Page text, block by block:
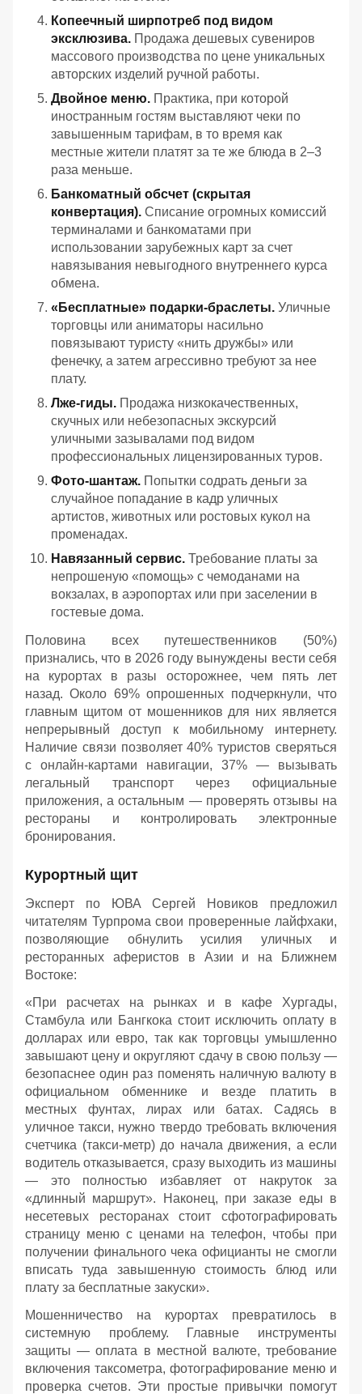
Копеечный ширпотреб под видом
эксклюзива. Продажа дешевых сувениров
массового производства по цене уникальных
авторских изделий ручной работы.
Двойное меню. Практика, при которой
иностранным гостям выставляют чеки по
завышенным тарифам, в то время как
местные жители платят за те же блюда в 2–3
раза меньше.
Банкоматный обсчет (скрытая
конвертация). Списание огромных комиссий
терминалами и банкоматами при
использовании зарубежных карт за счет
навязывания невыгодного внутреннего курса
обмена.
«Бесплатные» подарки-браслеты. Уличные
торговцы или аниматоры насильно
повязывают туристу «нить дружбы» или
фенечку, а затем агрессивно требуют за нее
плату.
Лже-гиды. Продажа низкокачественных,
скучных или небезопасных экскурсий
уличными зазывалами под видом
профессиональных лицензированных туров.
Фото-шантаж. Попытки содрать деньги за
случайное попадание в кадр уличных
артистов, животных или ростовых кукол на
променадах.
Навязанный сервис. Требование платы за
непрошеную «помощь» с чемоданами на
вокзалах, в аэропортах или при заселении в
гостевые дома.
Половина всех путешественников (50%)
признались, что в 2026 году вынуждены вести себя
на курортах в разы осторожнее, чем пять лет
назад. Около 69% опрошенных подчеркнули, что
главным щитом от мошенников для них является
непрерывный доступ к мобильному интернету.
Наличие связи позволяет 40% туристов сверяться
с онлайн-картами навигации, 37% — вызывать
легальный транспорт через официальные
приложения, а остальным — проверять отзывы на
рестораны и контролировать электронные
бронирования.
Курортный щит
Эксперт по ЮВА Сергей Новиков предложил
читателям Турпрома свои проверенные лайфхаки,
позволяющие обнулить усилия уличных и
ресторанных аферистов в Азии и на Ближнем
Востоке:
«При расчетах на рынках и в кафе Хургады,
Стамбула или Бангкока стоит исключить оплату в
долларах или евро, так как торговцы умышленно
завышают цену и округляют сдачу в свою пользу —
безопаснее один раз поменять наличную валюту в
официальном обменнике и везде платить в
местных фунтах, лирах или батах. Садясь в
уличное такси, нужно твердо требовать включения
счетчика (такси-метр) до начала движения, а если
водитель отказывается, сразу выходить из машины
— это полностью избавляет от накруток за
«длинный маршрут». Наконец, при заказе еды в
несетевых ресторанах стоит сфотографировать
страницу меню с ценами на телефон, чтобы при
получении финального чека официанты не смогли
вписать туда завышенную стоимость блюд или
плату за бесплатные закуски».
Мошенничество на курортах превратилось в
системную проблему. Главные инструменты
защиты — оплата в местной валюте, требование
включения таксометра, фотографирование меню и
проверка счетов. Эти простые привычки помогут